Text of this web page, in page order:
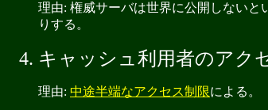
理由: 権威サーバは世界に公開しない
りする。
キャッシュ利用者のアク
理由: 中途半端なアクセス制限による。